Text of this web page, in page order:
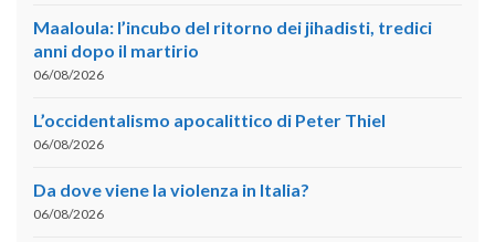
Maaloula: l’incubo del ritorno dei jihadisti, tredici
anni dopo il martirio
06/08/2026
L’occidentalismo apocalittico di Peter Thiel
06/08/2026
Da dove viene la violenza in Italia?
06/08/2026